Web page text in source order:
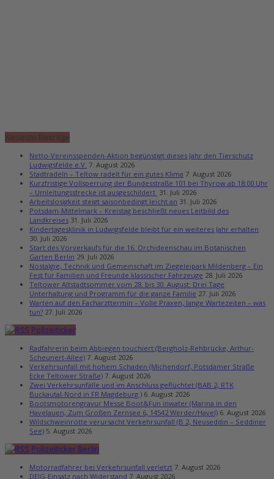
Neueste Beiträge
Netto-Vereinsspenden-Aktion begünstigt dieses Jahr den Tierschutz
Ludwigsfelde e.V. 7. August 2026
Stadtradeln – Teltow radelt für ein gutes Klima 7. August 2026
Kurzfristige Vollsperrung der Bundesstraße 101 bei Thyrow ab 18:00 Uhr
– Umleitungsstrecke ist ausgeschildert 31. Juli 2026
Arbeitslosigkeit steigt saisonbedingt leicht an 31. Juli 2026
Potsdam-Mittelmark – Kreistag beschließt neues Leitbild des
Landkreises 31. Juli 2026
Kindertagesklinik in Ludwigsfelde bleibt für ein weiteres Jahr erhalten
30. Juli 2026
Start des Vorverkaufs für die 16. Orchideenschau im Botanischen
Garten Berlin 29. Juli 2026
Nostalgie, Technik und Gemeinschaft im Ziegeleipark Mildenberg – Ein
Fest für Familien und Freunde klassischer Fahrzeuge 28. Juli 2026
Teltower Altstadtsommer vom 28. bis 30. August: Drei Tage
Unterhaltung und Programm für die ganze Familie 27. Juli 2026
Warten auf den Facharzttermin – Volle Praxen, lange Wartezeiten – was
tun? 27. Juli 2026
Polizeiticker
Radfahrerin beim Abbiegen touchiert (Bergholz-Rehbrücke, Arthur-
Scheunert-Allee) 7. August 2026
Verkehrsunfall mit hohem Schaden (Michendorf, Potsdamer Straße
Ecke Teltower Straße) 7. August 2026
Zwei Verkehrsunfälle und im Anschluss geflüchtet (BAB 2, RTK
Buckautal-Nord in FR Magdeburg ) 6. August 2026
Bootsmotorengravur Messe Boot&Fun inwater (Marina in den
Havelauen, Zum Großen Zernsee 6, 14542 Werder/Havel) 6. August 2026
Wildschweinrotte verursacht Verkehrsunfall (B 2, Neuseddin – Seddiner
See) 5. August 2026
Polizeiticker Berlin
Motorradfahrer bei Verkehrsunfall verletzt 7. August 2026
DEIG-Einsatz nach Widerstand 7. August 2026